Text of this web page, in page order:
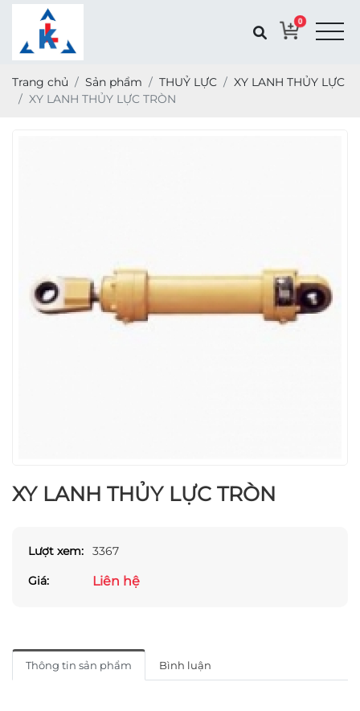
0
Trang chủ Sản phẩm THUỶ LỰC
XY LANH THỦY LỰC
XY LANH THỦY LỰC TRÒN
XY LANH THỦY LỰC TRÒN
Lượt xem: 3367
Giá: Liên hệ
Thông tin sản phẩm Bình luận